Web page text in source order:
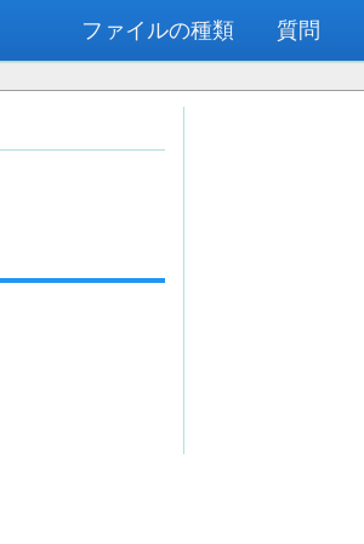
ファイルの種類 質問